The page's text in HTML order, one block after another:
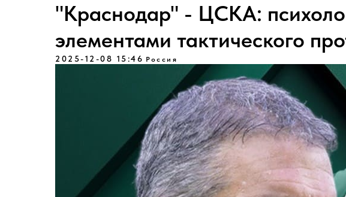
"Краснодар" - ЦСКА:
элементами тактического
2025-12-08 15:46 Россия